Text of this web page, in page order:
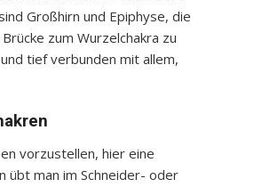
Großhirn und Epiphyse, die
zum Wurzelchakra zu
tief verbunden mit allem,
vorzustellen, hier eine
übt man im Schneider- oder